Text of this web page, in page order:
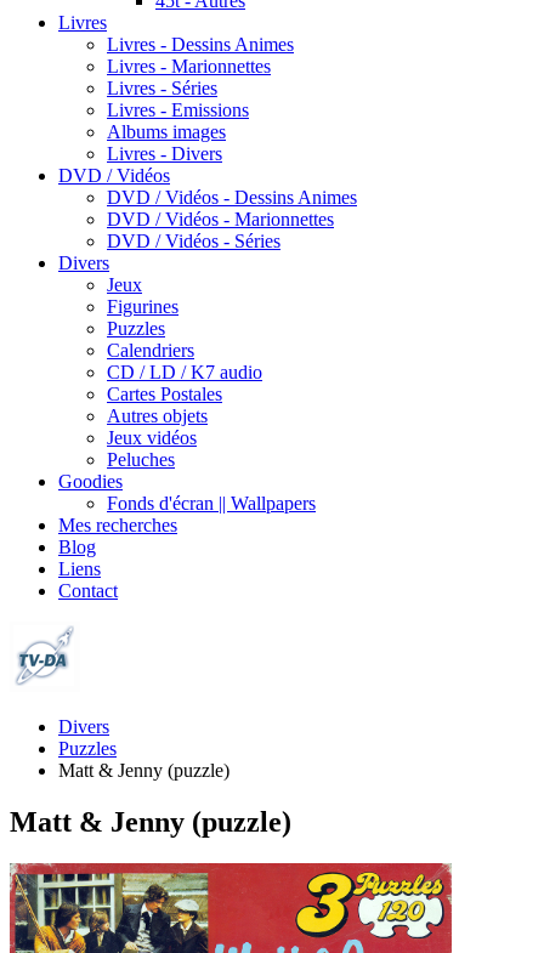
Livres
Livres - Dessins Animes
Livres - Marionnettes
Livres - Séries
Livres - Emissions
Albums images
Livres - Divers
DVD / Vidéos
DVD / Vidéos - Dessins Animes
DVD / Vidéos - Marionnettes
DVD / Vidéos - Séries
Divers
Jeux
Figurines
Puzzles
Calendriers
CD / LD / K7 audio
Cartes Postales
Autres objets
Jeux vidéos
Peluches
Goodies
Fonds d'écran || Wallpapers
Mes recherches
Blog
Liens
Contact
Divers
Puzzles
Matt & Jenny (puzzle)
Matt & Jenny (puzzle)